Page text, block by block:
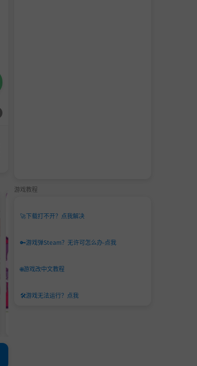
游戏教程
🚀下载打不开？点我解决
🔑游戏弹Steam？无许可怎么办-点我
🌐游戏改中文教程
🛠️游戏无法运行？点我